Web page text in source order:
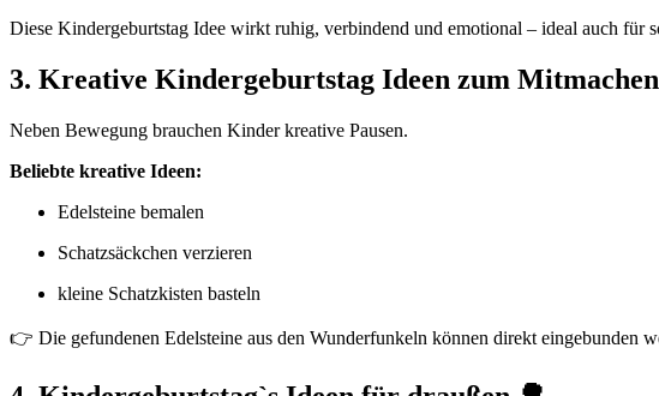
Diese Kindergeburtstag Idee wirkt ruhig, verbindend und emotional – ideal auch für
3. Kreative Kindergeburtstag Ideen zum
Neben Bewegung brauchen Kinder kreative Pausen.
Beliebte kreative Ideen:
Edelsteine bemalen
Schatzsäckchen verzieren
kleine Schatzkisten basteln
👉 Die gefundenen Edelsteine aus den Wunderfunkeln können direkt eingebunden